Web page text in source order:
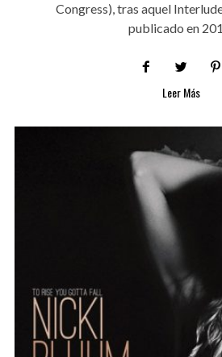
Congress), tras aquel
publicado en
Leer Más